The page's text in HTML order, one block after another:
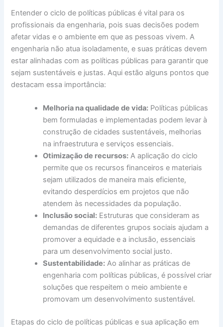
Entender o ciclo de políticas públicas é vital para os
profissionais da engenharia, pois suas decisões podem
afetar vidas e o ambiente em que as pessoas vivem. A
engenharia não atua isoladamente, e suas práticas devem
estar alinhadas com as políticas públicas para garantir que
sejam sustentáveis e justas. Aqui estão alguns pontos que
destacam essa importância:
Melhoria na qualidade de vida: Políticas públicas
bem formuladas e implementadas podem levar à
construção de cidades sustentáveis, melhorias
na infraestrutura e serviços essenciais.
Otimização de recursos: A aplicação do ciclo
permite que os recursos financeiros e materiais
sejam utilizados de maneira mais eficiente,
evitando desperdícios em projetos que não
atendem às necessidades da população.
Inclusão social: Estruturas que consideram as
demandas de diferentes grupos sociais ajudam a
promover a equidade e a inclusão, essenciais
para um desenvolvimento social justo.
Sustentabilidade: Ao alinhar as práticas de
engenharia com políticas públicas, é possível criar
soluções que respeitem o meio ambiente e
promovam um desenvolvimento sustentável.
Etapas do ciclo de políticas públicas e sua aplicação em